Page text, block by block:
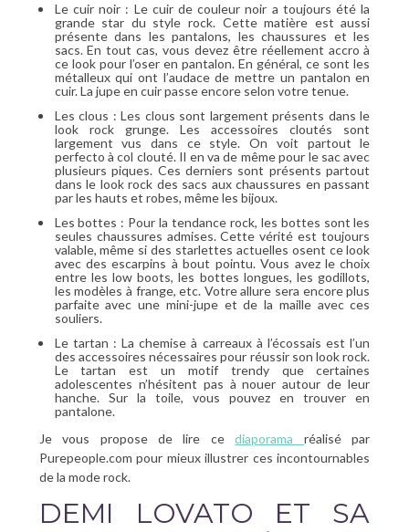
Le cuir noir : Le cuir de couleur noir a toujours été la
grande star du style rock. Cette matière est aussi
présente dans les pantalons, les chaussures et les
sacs. En tout cas, vous devez être réellement accro à
ce look pour l’oser en pantalon. En général, ce sont les
métalleux qui ont l’audace de mettre un pantalon en
cuir. La jupe en cuir passe encore selon votre tenue.
Les clous : Les clous sont largement présents dans le
look rock grunge. Les accessoires cloutés sont
largement vus dans ce style. On voit partout le
perfecto à col clouté. Il en va de même pour le sac avec
plusieurs piques. Ces derniers sont présents partout
dans le look rock des sacs aux chaussures en passant
par les hauts et robes, même les bijoux.
Les bottes : Pour la tendance rock, les bottes sont les
seules chaussures admises. Cette vérité est toujours
valable, même si des starlettes actuelles osent ce look
avec des escarpins à bout pointu. Vous avez le choix
entre les low boots, les bottes longues, les godillots,
les modèles à frange, etc. Votre allure sera encore plus
parfaite avec une mini-jupe et de la maille avec ces
souliers.
Le tartan : La chemise à carreaux à l’écossais est l’un
des accessoires nécessaires pour réussir son look rock.
Le tartan est un motif trendy que certaines
adolescentes n’hésitent pas à nouer autour de leur
hanche. Sur la toile, vous pouvez en trouver en
pantalone.
Je vous propose de lire cediaporama réalisé par
Purepeople.com pour mieux illustrer ces incontournables
de la mode rock.
DEMI LOVATO ET SA